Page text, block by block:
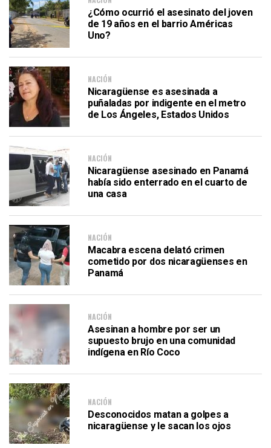
¿Cómo ocurrió el asesinato del joven
de 19 años en el barrio Américas
Uno?
NACIÓN
Nicaragüense es asesinada a
puñaladas por indigente en el metro
de Los Ángeles, Estados Unidos
NACIÓN
Nicaragüense asesinado en Panamá
había sido enterrado en el cuarto de
una casa
NACIÓN
Macabra escena delató crimen
cometido por dos nicaragüenses en
Panamá
NACIÓN
Asesinan a hombre por ser un
supuesto brujo en una comunidad
indígena en Río Coco
NACIÓN
Desconocidos matan a golpes a
nicaragüense y le sacan los ojos